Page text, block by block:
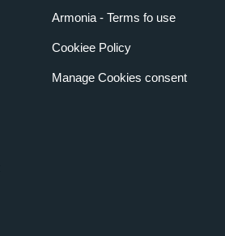
Armonia - Terms fo use
Cookiee Policy
Manage Cookies consent